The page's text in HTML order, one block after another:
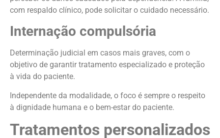
com respaldo clínico, pode solicitar o cuidado necessário.
Internação compulsória
Determinação judicial em casos mais graves, com o
objetivo de garantir tratamento especializado e proteção
à vida do paciente.
Independente da modalidade, o foco é sempre o respeito
à dignidade humana e o bem-estar do paciente.
Tratamentos personalizados